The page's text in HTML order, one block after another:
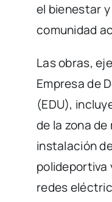
el bienestar
comunidad
Las obras,
Empresa de
(EDU),
de la zona
instalación
polideportiva
redes